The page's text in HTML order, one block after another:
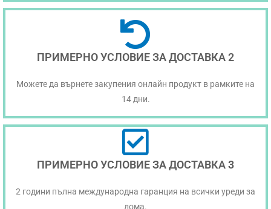
ПРИМЕРНО УСЛОВИЕ ЗА ДОСТАВКА 2
Можете да върнете закупения онлайн продукт в рамките на
14 дни.
ПРИМЕРНО УСЛОВИЕ ЗА ДОСТАВКА 3
2 години пълна международна гаранция на всички уреди за
дома.